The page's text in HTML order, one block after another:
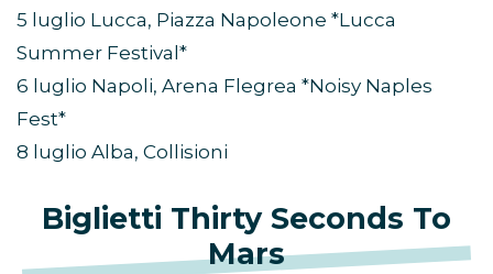
5 luglio Lucca, Piazza Napoleone *Lucca
Summer Festival*
6 luglio Napoli, Arena Flegrea *Noisy Naples
Fest*
8 luglio Alba, Collisioni
Biglietti Thirty Seconds To
Mars